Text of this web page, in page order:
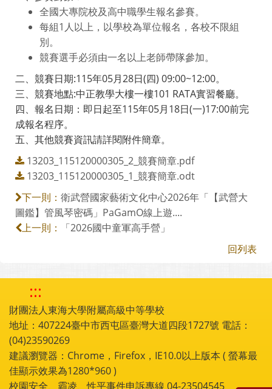
全國大專院校及高中職學生報名參賽。
每組1人以上，以學校為單位報名，各校不限組
別。
競賽選手必須由一名以上老師帶隊參加。
二、競賽日期:115年05月28日(四) 09:00~12:00。
三、競賽地點:中正教學大樓一樓101 RATA實習餐廳。
四、報名日期：即日起至115年05月18日(一)17:00前完
成報名程序。
五、其他競賽資訊請詳閱附件簡章。
13203_115120000305_2_競賽簡章.pdf
13203_115120000305_1_競賽簡章.odt
下一則： 衛武營國家藝術文化中心2026年「【武營大
圖鑑】管風琴密碼」PaGamO線上遊....
上一則：
「2026國中童軍高手營」
回列表
:::
財團法人東海大學附屬高級中等學校
地址：407224臺中市西屯區臺灣大道四段1727號 電話：
(04)23590269
建議瀏覽器：Chrome，Firefox，IE10.0以上版本 ( 螢幕最
佳顯示效果為1280*960 )
校園安全、霸凌、性平事件申訴專線 04-23504545